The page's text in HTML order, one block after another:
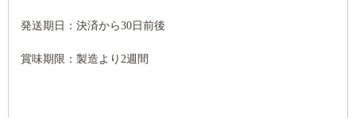
発送期日：決済から30日前後
賞味期限：製造より2週間